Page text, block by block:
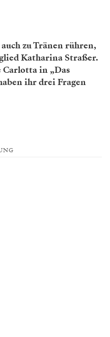
zu Tränen rühren,
Katharina Straßer.
in „Das
ihr drei Fragen